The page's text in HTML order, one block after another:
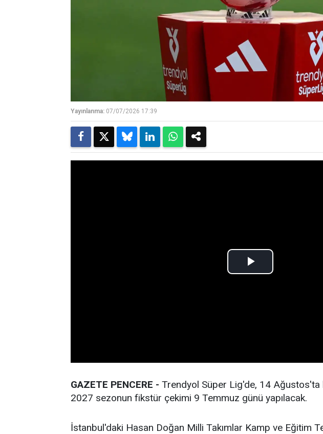
Yayınlanma: 07/07/2026 17:39
GAZETE PENCERE - Trendyol Süper Lig'de, 14
2027 sezonun fikstür çekimi 9 Temmuz günü yapılacak.
İstanbul'daki Hasan Doğan Milli Takımlar Kamp ve Eğitim